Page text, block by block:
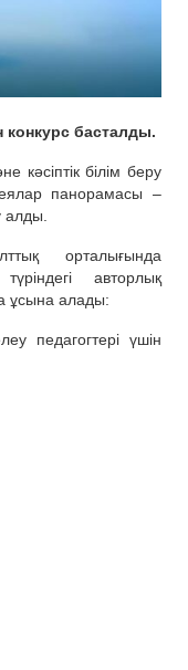
конкурс басталды.
кәсіптік білім беру
панорамасы –
алды.
орталығында
авторлық
ұсына алады:
педагогтері үшін